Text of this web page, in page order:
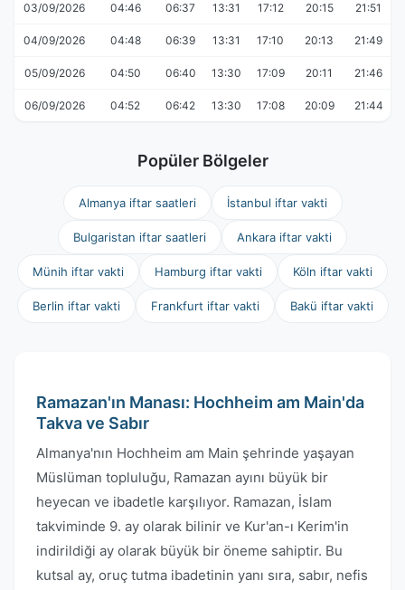
03/09/2026 04:46 06:37 13:31 17:12 20:15 21:51
04/09/2026 04:48 06:39 13:31 17:10 20:13 21:49
05/09/2026 04:50 06:40 13:30 17:09 20:11 21:46
06/09/2026 04:52 06:42 13:30 17:08 20:09 21:44
Popüler Bölgeler
Almanya iftar saatleri İstanbul iftar vakti
Bulgaristan iftar saatleri Ankara iftar vakti
Münih iftar vakti Hamburg iftar vakti Köln iftar vakti
Berlin iftar vakti Frankfurt iftar vakti Bakü iftar vakti
Ramazan'ın Manası: Hochheim am Main'da
Takva ve Sabır
Almanya'nın Hochheim am Main şehrinde yaşayan
Müslüman topluluğu, Ramazan ayını büyük bir
heyecan ve ibadetle karşılıyor. Ramazan, İslam
takviminde 9. ay olarak bilinir ve Kur'an-ı Kerim'in
indirildiği ay olarak büyük bir öneme sahiptir. Bu
kutsal ay, oruç tutma ibadetinin yanı sıra, sabır, nefis